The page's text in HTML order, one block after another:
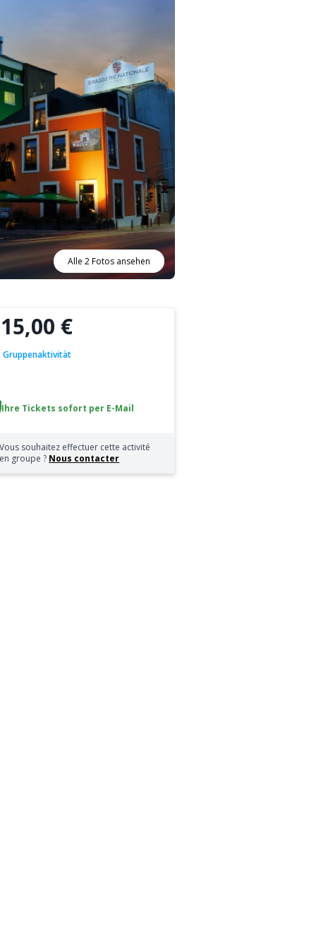
Alle 2 Fotos ansehen
15,00 €
Gruppenaktivität
Ihre Tickets sofort per E-Mail
Vous souhaitez effectuer cette activité
en groupe ? Nous contacter